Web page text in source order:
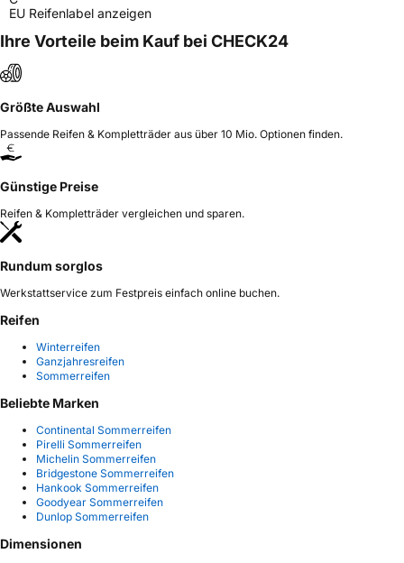
EU Reifenlabel anzeigen
Ihre Vorteile beim Kauf bei CHECK24
Größte Auswahl
Passende Reifen & Kompletträder aus über 10 Mio. Optionen finden.
Günstige Preise
Reifen & Kompletträder vergleichen und sparen.
Rundum sorglos
Werkstattservice zum Festpreis einfach online buchen.
Reifen
Winterreifen
Ganzjahresreifen
Sommerreifen
Beliebte Marken
Continental Sommerreifen
Pirelli Sommerreifen
Michelin Sommerreifen
Bridgestone Sommerreifen
Hankook Sommerreifen
Goodyear Sommerreifen
Dunlop Sommerreifen
Dimensionen